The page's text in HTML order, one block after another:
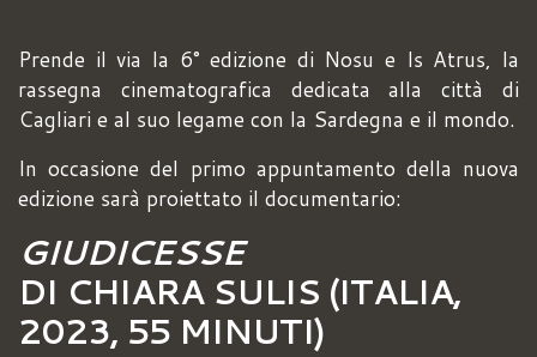
Prende il via la 6° edizione di Nosu e Is Atrus, la
rassegna cinematografica dedicata alla città di
Cagliari e al suo legame con la Sardegna e il mondo.
In occasione del primo appuntamento della nuova
edizione sarà proiettato il documentario:
GIUDICESSE
DI CHIARA SULIS (ITALIA,
2023, 55 MINUTI)